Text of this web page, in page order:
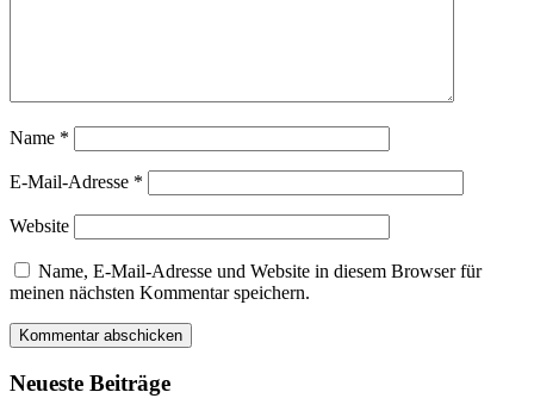
Name *
E-Mail-Adresse *
Website
Name, E-Mail-Adresse und Website in diesem Browser für
meinen nächsten Kommentar speichern.
Neueste Beiträge